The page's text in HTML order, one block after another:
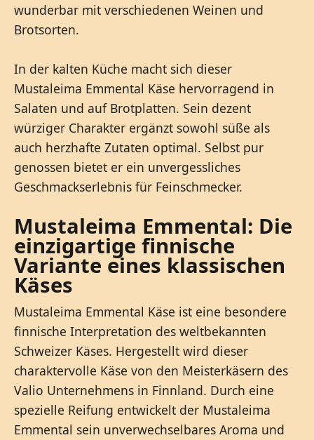
wunderbar mit verschiedenen Weinen und
Brotsorten.
In der kalten Küche macht sich dieser
Mustaleima Emmental Käse hervorragend in
Salaten und auf Brotplatten. Sein dezent
würziger Charakter ergänzt sowohl süße als
auch herzhafte Zutaten optimal. Selbst pur
genossen bietet er ein unvergessliches
Geschmackserlebnis für Feinschmecker.
Mustaleima Emmental: Die
einzigartige finnische
Variante eines klassischen
Käses
Mustaleima Emmental Käse ist eine besondere
finnische Interpretation des weltbekannten
Schweizer Käses. Hergestellt wird dieser
charaktervolle Käse von den Meisterkäsern des
Valio Unternehmens in Finnland. Durch eine
spezielle Reifung entwickelt der Mustaleima
Emmental sein unverwechselbares Aroma und